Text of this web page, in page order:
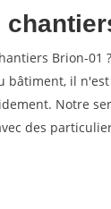
Brion-01
bâtiment, il
Notre
des